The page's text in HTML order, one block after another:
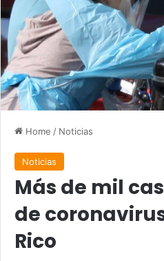
Home / Noticias
Noticias
Más de mil
de
Rico